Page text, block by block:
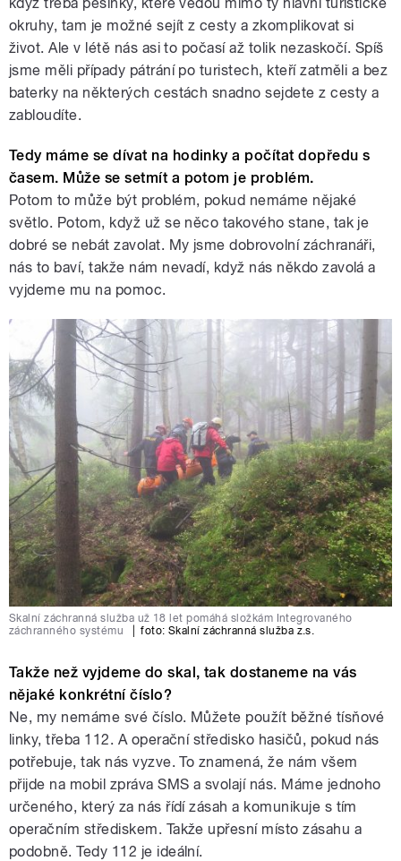
okruhy, tam je možné sejít z cesty a zkomplikovat si
život. Ale v létě nás asi to počasí až tolik nezaskočí. Spíš
jsme měli případy pátrání po turistech, kteří zatměli a bez
baterky na některých cestách snadno sejdete z cesty a
zabloudíte.
Tedy máme se dívat na hodinky a počítat dopředu s
časem. Může se setmít a potom je problém.
Potom to může být problém, pokud nemáme nějaké
světlo. Potom, když už se něco takového stane, tak je
dobré se nebát zavolat. My jsme dobrovolní záchranáři,
nás to baví, takže nám nevadí, když nás někdo zavolá a
vyjdeme mu na pomoc.
Skalní záchranná služba už 18 let pomáhá složkám Integrovaného
záchranného systému
foto: Skalní záchranná služba z.s.
Takže než vyjdeme do skal, tak dostaneme na vás
nějaké konkrétní číslo?
Ne, my nemáme své číslo. Můžete použít běžné tísňové
linky, třeba 112. A operační středisko hasičů, pokud nás
potřebuje, tak nás vyzve. To znamená, že nám všem
přijde na mobil zpráva SMS a svolají nás. Máme jednoho
určeného, který za nás řídí zásah a komunikuje s tím
operačním střediskem. Takže upřesní místo zásahu a
podobně. Tedy 112 je ideální.